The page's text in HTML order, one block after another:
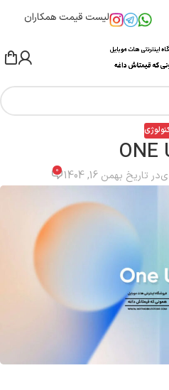
لیست قیمت همکاران
ONE
در تاریخ بهمن 16, 1404 0